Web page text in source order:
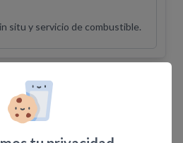
situ y servicio de combustible.
Relacionados